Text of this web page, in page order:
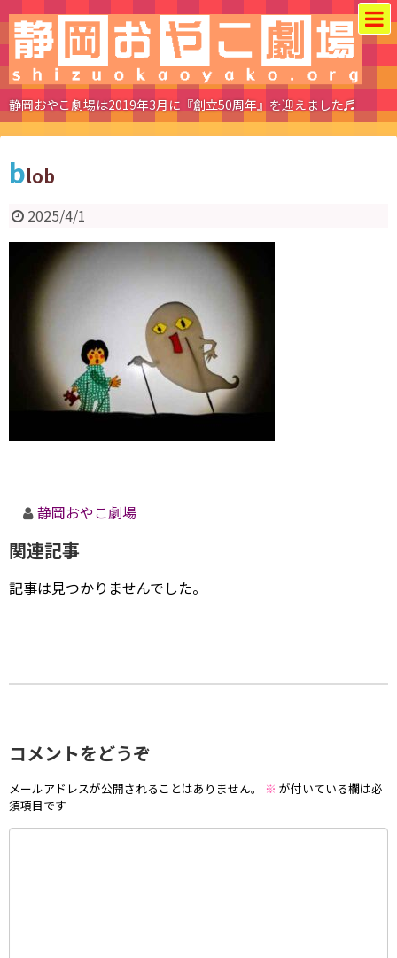
静岡おやこ劇場は2019年3月に『創立50周年』を迎えました♬
blob
2025/4/1
静岡おやこ劇場
関連記事
記事は見つかりませんでした。
コメントをどうぞ
メールアドレスが公開されることはありません。 ※ が付いている欄は必
須項目です